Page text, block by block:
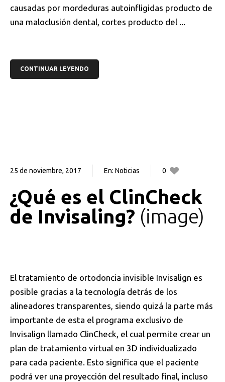
causadas por mordeduras autoinfligidas producto de
una maloclusión dental, cortes producto del ...
CONTINUAR LEYENDO
25 de noviembre, 2017 En: Noticias
0
¿Qué es el ClinCheck
de Invisaling? image
El tratamiento de ortodoncia invisible Invisalign es
posible gracias a la tecnología detrás de los
alineadores transparentes, siendo quizá la parte más
importante de esta el programa exclusivo de
Invisalign llamado ClinCheck, el cual permite crear un
plan de tratamiento virtual en 3D individualizado
para cada paciente. Esto significa que el paciente
podrá ver una proyección del resultado final, incluso